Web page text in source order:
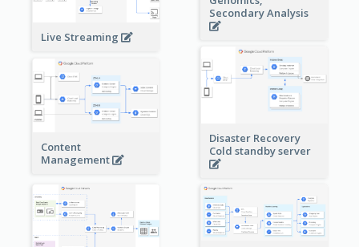
Secondary Analysis
Live Streaming
Disaster Recovery
Cold standby server
Content
Management